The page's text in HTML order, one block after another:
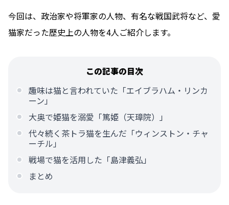
今回は、政治家や将軍家の人物、有名な戦国武将など、愛
猫家だった歴史上の人物を4人ご紹介します。
この記事の目次
趣味は猫と言われていた「エイブラハム・リンカ
ーン」
大奥で姫猫を溺愛「篤姫（天璋院）」
代々続く茶トラ猫を生んだ「ウィンストン・チャ
ーチル」
戦場で猫を活用した「島津義弘」
まとめ